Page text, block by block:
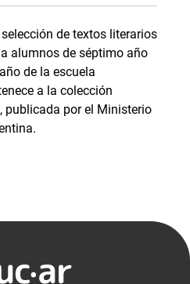
de textos literarios
alumnos de séptimo año
de la escuela
a la colección
publicada por el Ministerio